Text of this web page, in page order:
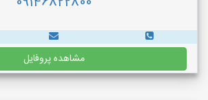
مشاهده پروفایل